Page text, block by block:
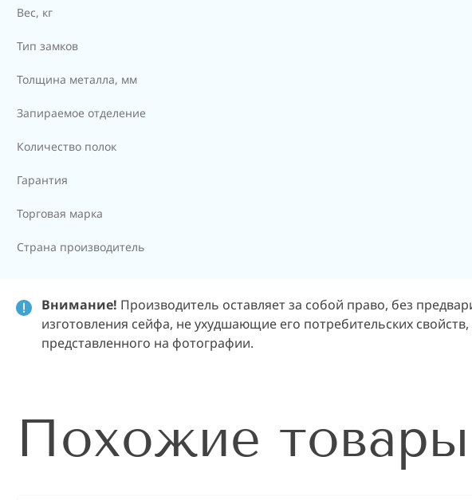
Вес, кг
Тип замков
Толщина металла, мм
Запираемое отделение
Количество полок
Гарантия
Торговая марка
Страна производитель
Внимание! Производитель оставляет за собой право, без
изготовления сейфа, не ухудшающие его потребительских
представленного на фотографии.
Похожие товары